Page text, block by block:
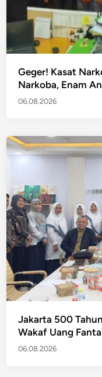
Geger! Kasat
Narkoba, Enam
06.08.2026
Jakarta 500
Wakaf Uang
06.08.2026